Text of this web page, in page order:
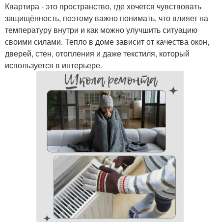
Квартира - это пространство, где хочется чувствовать
защищённость, поэтому важно понимать, что влияет на
температуру внутри и как можно улучшить ситуацию
своими силами. Тепло в доме зависит от качества окон,
дверей, стен, отопления и даже текстиля, который
используется в интерьере.